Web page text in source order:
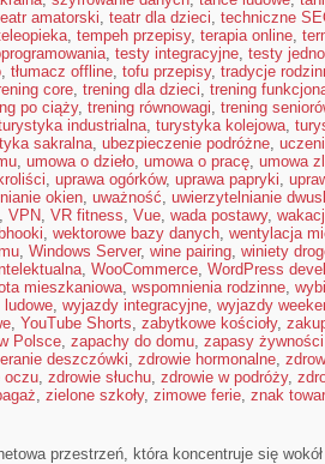
amatorski, teatr dla dzieci, techniczne
, tempeh przepisy, terapia online,
, testy integracyjne, testy
, tłumacz offline, tofu przepisy, tradycje
core, trening dla dzieci, trening
po ciąży, trening równowagi, trening
industrialna, turystyka kolejowa,
sakralna, ubezpieczenie podróżne,
, umowa o dzieło, umowa o pracę, umowa
, uprawa ogórków, uprawa papryki,
okien, uważność, uwierzytelnianie
, VPN, VR fitness, Vue, wada postawy,
, wektorowe bazy danych, wentylacja
, Windows Server, wine pairing, winiety
, WooCommerce, WordPress
mieszkaniowa, wspomnienia rodzinne,
, wyjazdy integracyjne, wyjazdy
, YouTube Shorts, zabytkowe kościoły,
Polsce, zapachy do domu, zapasy żywności
deszczówki, zdrowie hormonalne,
oczu, zdrowie słuchu, zdrowie w podróży,
, zielone szkoły, zimowe ferie, znak
przestrzeń, która koncentruje się